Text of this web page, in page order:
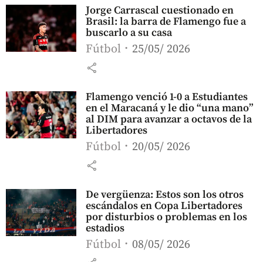
Jorge Carrascal cuestionado en
Brasil: la barra de Flamengo fue a
buscarlo a su casa
Fútbol 25/05/ 2026
share
Flamengo venció 1-0 a Estudiantes
en el Maracaná y le dio “una mano”
al DIM para avanzar a octavos de la
Libertadores
Fútbol 20/05/ 2026
share
De vergüenza: Estos son los otros
escándalos en Copa Libertadores
por disturbios o problemas en los
estadios
Fútbol 08/05/ 2026